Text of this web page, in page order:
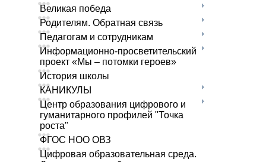
Великая победа
Родителям. Обратная связь
Педагогам и сотрудникам
Информационно-просветительский
проект «Мы – потомки героев»
История школы
КАНИКУЛЫ
Центр образования цифрового и
гуманитарного профилей "Точка
роста"
ФГОС НОО ОВЗ
Цифровая образовательная среда.